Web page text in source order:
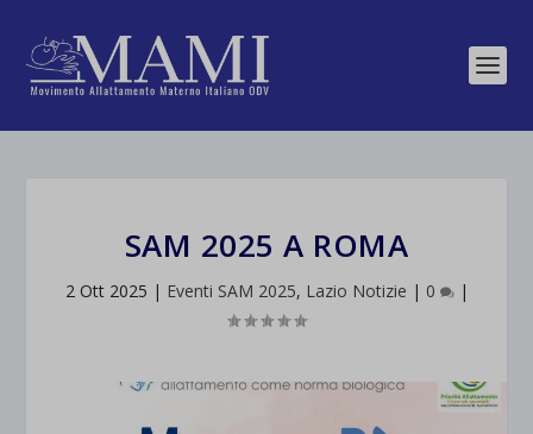
SAM 2025 A ROMA
2 Ott 2025 | Eventi SAM 2025, Lazio Notizie | 0 |